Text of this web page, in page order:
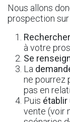
Nous allons
prospection sur
à votre
Se
La
ne pourrez
pas en
Puis
vente (voir